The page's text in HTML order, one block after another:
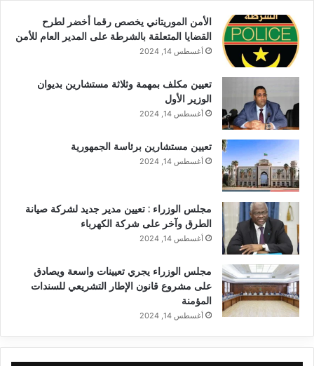
الأمن الموريتاني يخصص رقما أخضر لطرح
القضايا المتعلقة بالشرطة على المدير العام للأمن
أغسطس 14, 2024
تعيين مكلف بمهمة وثلاثة مستشارين بديوان
الوزير الأول
أغسطس 14, 2024
تعيين مستشارين برئاسة الجمهورية
أغسطس 14, 2024
مجلس الوزراء : تعيين مدير جديد لشركة صيانة
الطرق وآخر على شركة الكهرباء
أغسطس 14, 2024
مجلس الوزراء يجري تعيينات واسعة ويصادق
على مشروع قانون الإطار التشريعي للسندات
المؤمنة
أغسطس 14, 2024